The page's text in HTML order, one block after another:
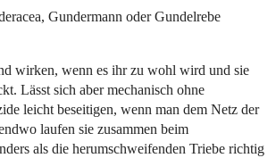
Gundermann oder Gundelrebe
wirken, wenn es ihr zu wohl wird und sie
Lässt sich aber mechanisch ohne
leicht beseitigen, wenn man dem Netz der
laufen sie zusammen beim
als die herumschweifenden Triebe richtig